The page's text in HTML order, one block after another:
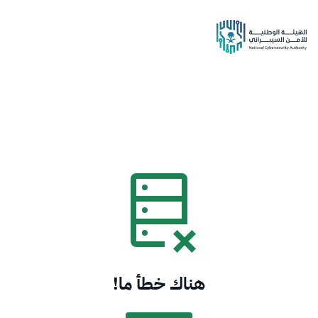
هناك خطأ ما!